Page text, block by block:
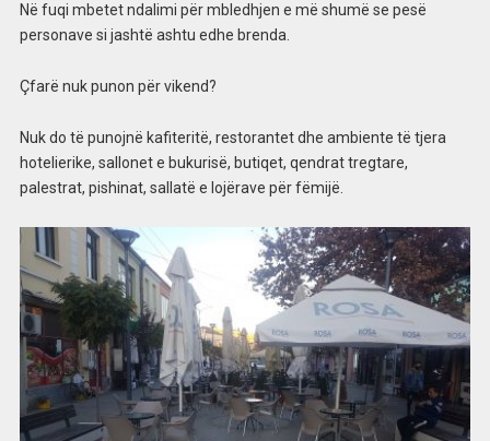
Në fuqi mbetet ndalimi për mbledhjen e më shumë se pesë
personave si jashtë ashtu edhe brenda.
Çfarë nuk punon për vikend?
Nuk do të punojnë kafiteritë, restorantet dhe ambiente të tjera
hotelierike, sallonet e bukurisë, butiqet, qendrat tregtare,
palestrat, pishinat, sallatë e lojërave për fëmijë.